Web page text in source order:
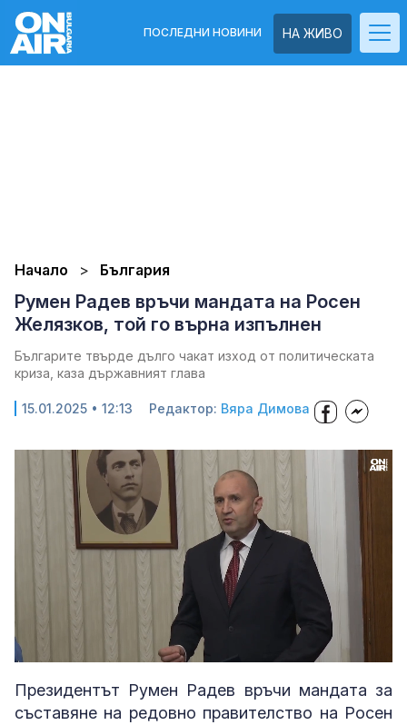
НА ЖИВО
ПОСЛЕДНИ НОВИНИ
Начало България
Румен Радев връчи мандата на Росен
Желязков, той го върна изпълнен
Българите твърде дълго чакат изход от политическата
криза, каза държавният глава
15.01.2025 • 12:13 Редактор: Вяра Димова
Loaded:
40.94%
Президентът Румен Радев връчи мандата за
съставяне на редовно правителство на Росен